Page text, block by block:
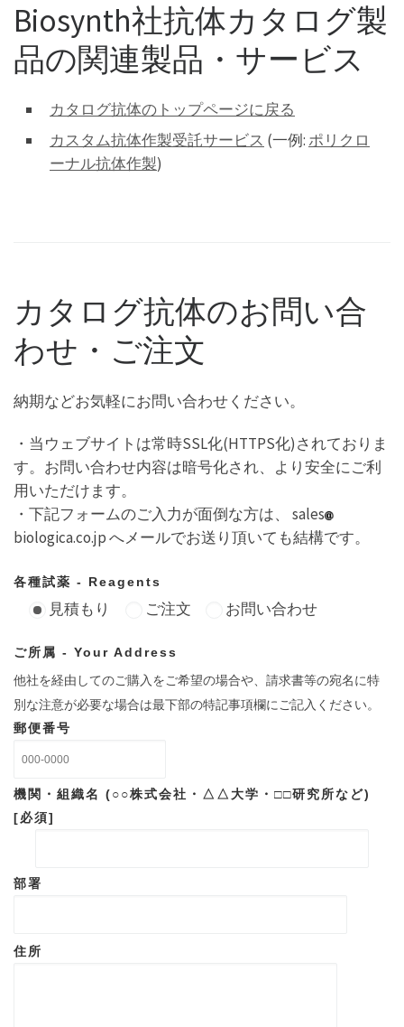
Biosynth社抗体カタログ製
品の関連製品・サービス
カタログ抗体のトップページに戻る
カスタム抗体作製受託サービス (一例: ポリクロ
ーナル抗体作製)
カタログ抗体のお問い合
わせ・ご注文
納期などお気軽にお問い合わせください。
・当ウェブサイトは常時SSL化(HTTPS化)されておりま
す。お問い合わせ内容は暗号化され、より安全にご利
用いただけます。
・下記フォームのご入力が面倒な方は、 sales
biologica.co.jp へメールでお送り頂いても結構です。
各種試薬 - Reagents
見積もり ご注文 お問い合わせ
ご所属 - Your Address
他社を経由してのご購入をご希望の場合や、請求書等の宛名に特
別な注意が必要な場合は最下部の特記事項欄にご記入ください。
郵便番号
機関・組織名 (○○株式会社・△△大学・□□研究所など)
[必須]
部署
住所